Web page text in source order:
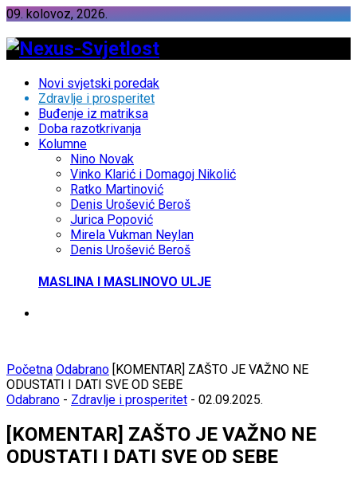
09. kolovoz, 2026.
Novi svjetski poredak
Zdravlje i prosperitet
Buđenje iz matriksa
Doba razotkrivanja
Kolumne
Nino Novak
Vinko Klarić i Domagoj Nikolić
Ratko Martinović
Denis Urošević Beroš
Jurica Popović
Mirela Vukman Neylan
Denis Urošević Beroš
MASLINA I MASLINOVO ULJE
Početna Odabrano [KOMENTAR] ZAŠTO JE VAŽNO NE
ODUSTATI I DATI SVE OD SEBE
Odabrano - Zdravlje i prosperitet - 02.09.2025.
[KOMENTAR] ZAŠTO JE VAŽNO NE
ODUSTATI I DATI SVE OD SEBE